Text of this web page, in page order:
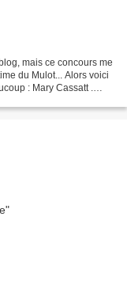
mais ce concours me
du Mulot... Alors voici
: Mary Cassatt .